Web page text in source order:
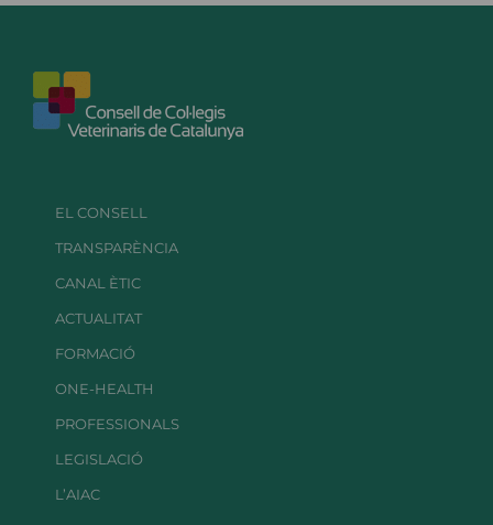
EL CONSELL
TRANSPARÈNCIA
CANAL ÈTIC
ACTUALITAT
FORMACIÓ
ONE-HEALTH
PROFESSIONALS
LEGISLACIÓ
L’AIAC